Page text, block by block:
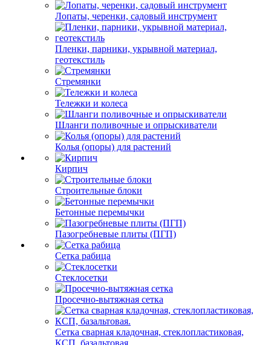
Лопаты, черенки, садовый инструмент
Пленки, парники, укрывной материал,
геотекстиль
Стремянки
Тележки и колеса
Шланги поливочные и опрыскиватели
Колья (опоры) для растений
Кирпич
Строительные блоки
Бетонные перемычки
Пазогребневые плиты (ПГП)
Сетка рабица
Стеклосетки
Просечно-вытяжная сетка
Сетка сварная кладочная, стеклопластиковая,
КСП, базальтовая.